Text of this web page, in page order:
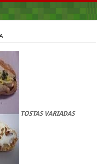
TOSTAS VARIADAS